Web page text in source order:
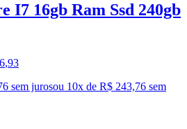
I7 16gb Ram Ssd 240gb
,93
sem jurosou 10x de R$ 243,76 sem